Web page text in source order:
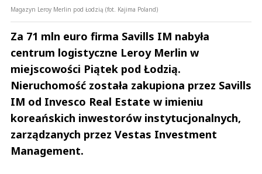
Magazyn Leroy Merlin pod Łodzią (fot. Kajima Poland)
Za 71 mln euro firma Savills IM nabyła
centrum logistyczne Leroy Merlin w
miejscowości Piątek pod Łodzią.
Nieruchomość została zakupiona przez Savills
IM od Invesco Real Estate w imieniu
koreańskich inwestorów instytucjonalnych,
zarządzanych przez Vestas Investment
Management.